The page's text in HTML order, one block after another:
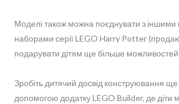
Моделі також можна поєднувати з іншими
наборами серії LEGO Harry Potter
подарувати дітям ще більше можливостей
Зробіть дитячий досвід конструювання
допомогою додатку LEGO Builder, де діти